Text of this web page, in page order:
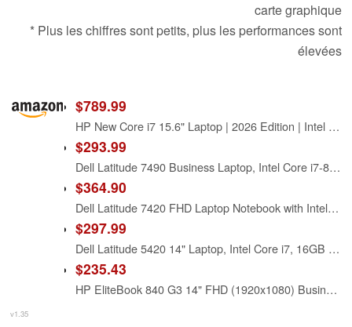
carte graphique
* Plus les chiffres sont petits, plus les performances sont
élevées
$789.99
HP New Core i7 15.6" Laptop | 2026 Edition | Intel High-Performance Core i7-1255U up to 4.7GHz | 16GB RAM - 1TB PCIe SSD | Webcam | FHD | Long Battery Life | Windows 11 | Business & Academic
$293.99
Dell Latitude 7490 Business Laptop, Intel Core i7-8650U, 16GB DDR4 RAM, 512GB SSD, 14" HD (1366x768), CAM, HDMI, Windows 11 Pro (Renewed)
$364.90
Dell Latitude 7420 FHD Laptop Notebook with Intel Core i7 11th Gen Processor (16GB Ram, 512GB SSD, WiFi, Bluetooth) Windows 11 Pro - Carbon Fiber (Renewed)
$297.99
Dell Latitude 5420 14" Laptop, Intel Core i7, 16GB RAM, 256GB SSD, Win11 Pro (Renewed)
$235.43
HP EliteBook 840 G3 14" FHD (1920x1080) Business Laptop Computer, Intel Core i7-6600 Up to 3.40GHz Notebook PC, 16GB RAM, 256GB SSD, Type-C, Windows 11 Pro (Renewed)
v1.35